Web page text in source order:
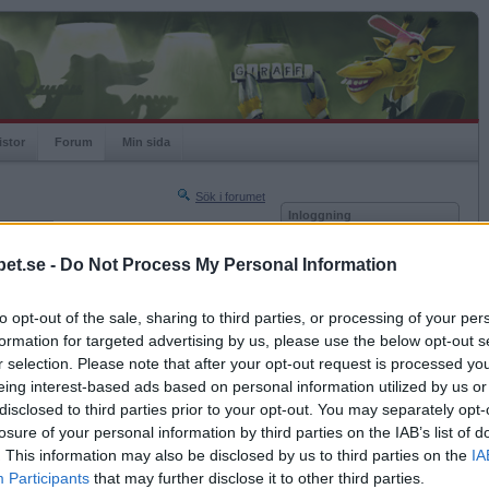
- Do Not Process My Personal Information
opt-out of the sale, sharing to third parties, or processing of your
for targeted advertising by us, please use the below opt-out
selection. Please note that after your opt-out request is processed
interest-based ads based on personal information utilized by us
to third parties prior to your opt-out. You may separately
of your personal information by third parties on the IAB’s list of
This information may also be disclosed by us to third parties on the
Participants that may further disclose it to other third parties.
Forum Min sida
Sök i forumet
Nästa sida »
2013-02-12 19:41
Inloggning
Kom ihåg mig
Glömt ditt lösenord?
Få ny aktiveringslänk
Betapet är gratis!